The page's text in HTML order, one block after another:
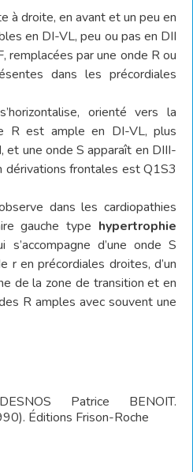
à droite, en avant et un peu en
en DI-VL, peu ou pas en DII
remplacées par une onde R ou
dans les précordiales
orienté vers la
R est ample en DI-VL, plus
et une onde S apparaît en DIII-
dérivations frontales est Q1S3
dans les cardiopathies
gauche type hypertrophie
s’accompagne d’une onde S
r en précordiales droites, d’un
de la zone de transition et en
R amples avec souvent une
Patrice BENOIT.
Éditions Frison-Roche